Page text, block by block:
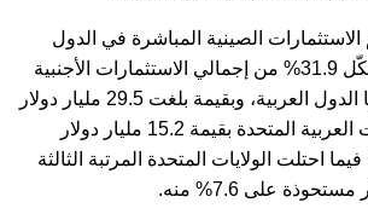
الصينية المباشرة في الدول
العربية غير المالية شكّل 31.9% من إجمالي الاستثمارات الأجنبية
المباشرة، التي جذبتها الدول العربية، وبقيمة بلغت 29.5 مليار دولار
أمريكي، تلتها الإمارات العربية المتحدة بقيمة 15.2 مليار دولار
نسبة 16.4%، فيما احتلت الولايات المتحدة المرتبة الثالثة